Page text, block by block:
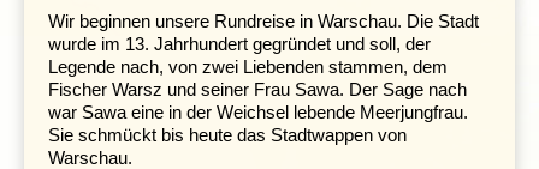
Wir beginnen unsere Rundreise in Warschau. Die Stadt
wurde im 13. Jahrhundert gegründet und soll, der
Legende nach, von zwei Liebenden stammen, dem
Fischer Warsz und seiner Frau Sawa. Der Sage nach
war Sawa eine in der Weichsel lebende Meerjungfrau.
Sie schmückt bis heute das Stadtwappen von
Warschau.